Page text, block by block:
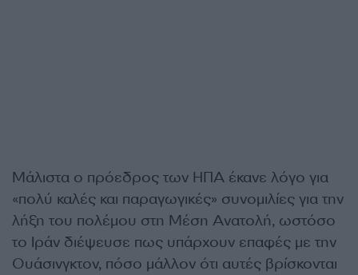
Μάλιστα ο πρόεδρος των ΗΠΑ έκανε λόγο για
«πολύ καλές και παραγωγικές» συνομιλίες για την
λήξη του πολέμου στη Μέση Ανατολή, ωστόσο
το Ιράν διέψευσε πως υπάρχουν επαφές με την
Ουάσινγκτον, πόσο μάλλον ότι αυτές βρίσκονται